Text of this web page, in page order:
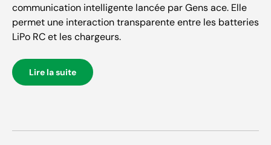
communication intelligente lancée par Gens ace. Elle
permet une interaction transparente entre les batteries
LiPo RC et les chargeurs.
Lire la suite